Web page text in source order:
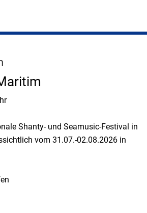
Shanty- und Seamusic-Festival in
vom 31.07.-02.08.2026 in